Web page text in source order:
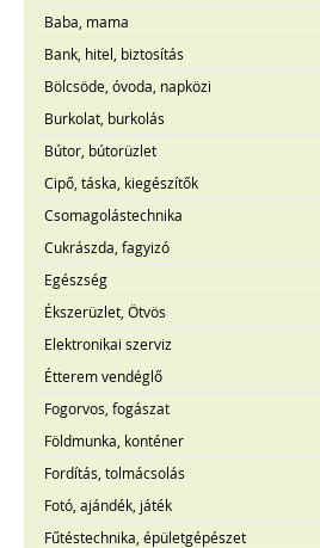
Baba, mama
Bank, hitel, biztosítás
Bölcsöde, óvoda, napközi
Burkolat, burkolás
Bútor, bútorüzlet
Cipő, táska, kiegészítők
Csomagolástechnika
Cukrászda, fagyizó
Egészség
Ékszerüzlet, Ötvös
Elektronikai szerviz
Étterem vendéglő
Fogorvos, fogászat
Földmunka, konténer
Fordítás, tolmácsolás
Fotó, ajándék, játék
Fűtéstechnika, épületgépészet